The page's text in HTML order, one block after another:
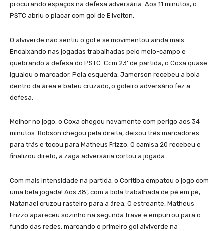
procurando espaços na defesa adversária. Aos 11 minutos, o
PSTC abriu o placar com gol de Elivelton.
O alviverde não sentiu o gol e se movimentou ainda mais.
Encaixando nas jogadas trabalhadas pelo meio-campo e
quebrando a defesa do PSTC. Com 23’ de partida, o Coxa quase
igualou o marcador. Pela esquerda, Jamerson recebeu a bola
dentro da área e bateu cruzado, o goleiro adversário fez a
defesa.
Melhor no jogo, o Coxa chegou novamente com perigo aos 34
minutos. Robson chegou pela direita, deixou três marcadores
para trás e tocou para Matheus Frizzo. O camisa 20 recebeu e
finalizou direto, a zaga adversária cortou a jogada.
Com mais intensidade na partida, o Coritiba empatou o jogo com
uma bela jogada! Aos 38’, com a bola trabalhada de pé em pé,
Natanael cruzou rasteiro para a área. O estreante, Matheus
Frizzo apareceu sozinho na segunda trave e empurrou para o
fundo das redes, marcando o primeiro gol alviverde na